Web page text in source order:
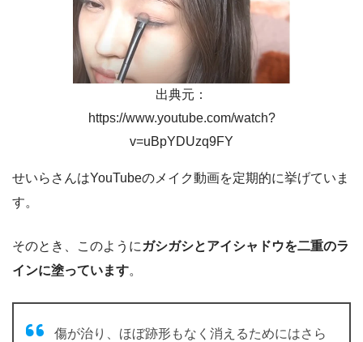
出典元：
https://www.youtube.com/watch?
v=uBpYDUzq9FY
せいらさんはYouTubeのメイク動画を定期的に挙げていま
す。
そのとき、このようにガシガシとアイシャドウを二重のラ
インに塗っています。
傷が治り、ほぼ跡形もなく消えるためにはさら